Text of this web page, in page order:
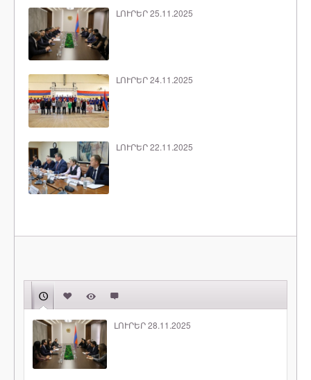
ԼՈՒՐԵՐ 25.11.2025
ԼՈՒՐԵՐ 24.11.2025
ԼՈՒՐԵՐ 22.11.2025
ԼՈՒՐԵՐ 28.11.2025